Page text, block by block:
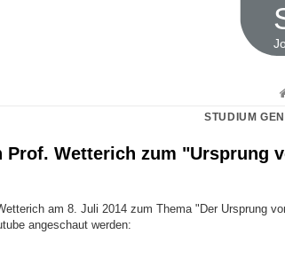
STUDIUM
Prof. Wetterich zum "Ursprung
am 8. Juli 2014 zum Thema "Der Ursprung
angeschaut werden: